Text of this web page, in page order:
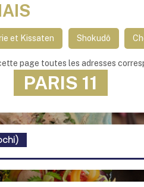
et Kissaten Shokudô
page toutes les adresses
PARIS 11